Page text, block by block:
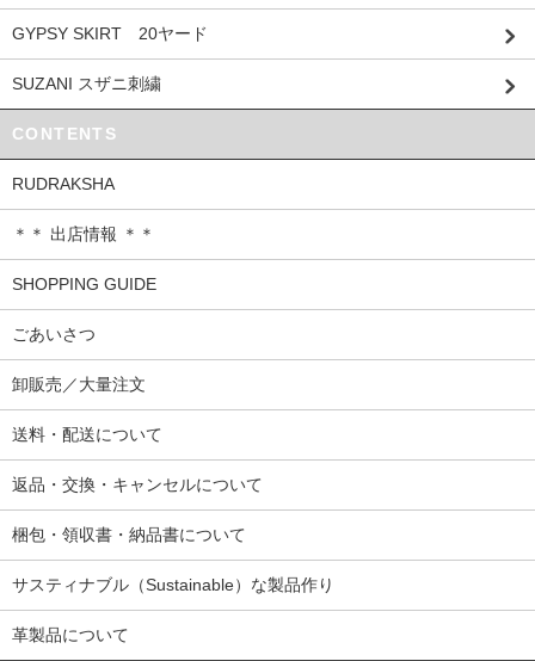
GYPSY SKIRT 20ヤード
SUZANI スザニ刺繍
CONTENTS
RUDRAKSHA
＊＊ 出店情報 ＊＊
SHOPPING GUIDE
ごあいさつ
卸販売／大量注文
送料・配送について
返品・交換・キャンセルについて
梱包・領収書・納品書について
サスティナブル（Sustainable）な製品作り
革製品について